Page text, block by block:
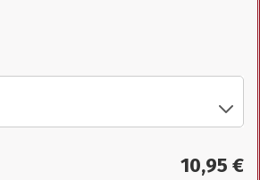
10,95 €